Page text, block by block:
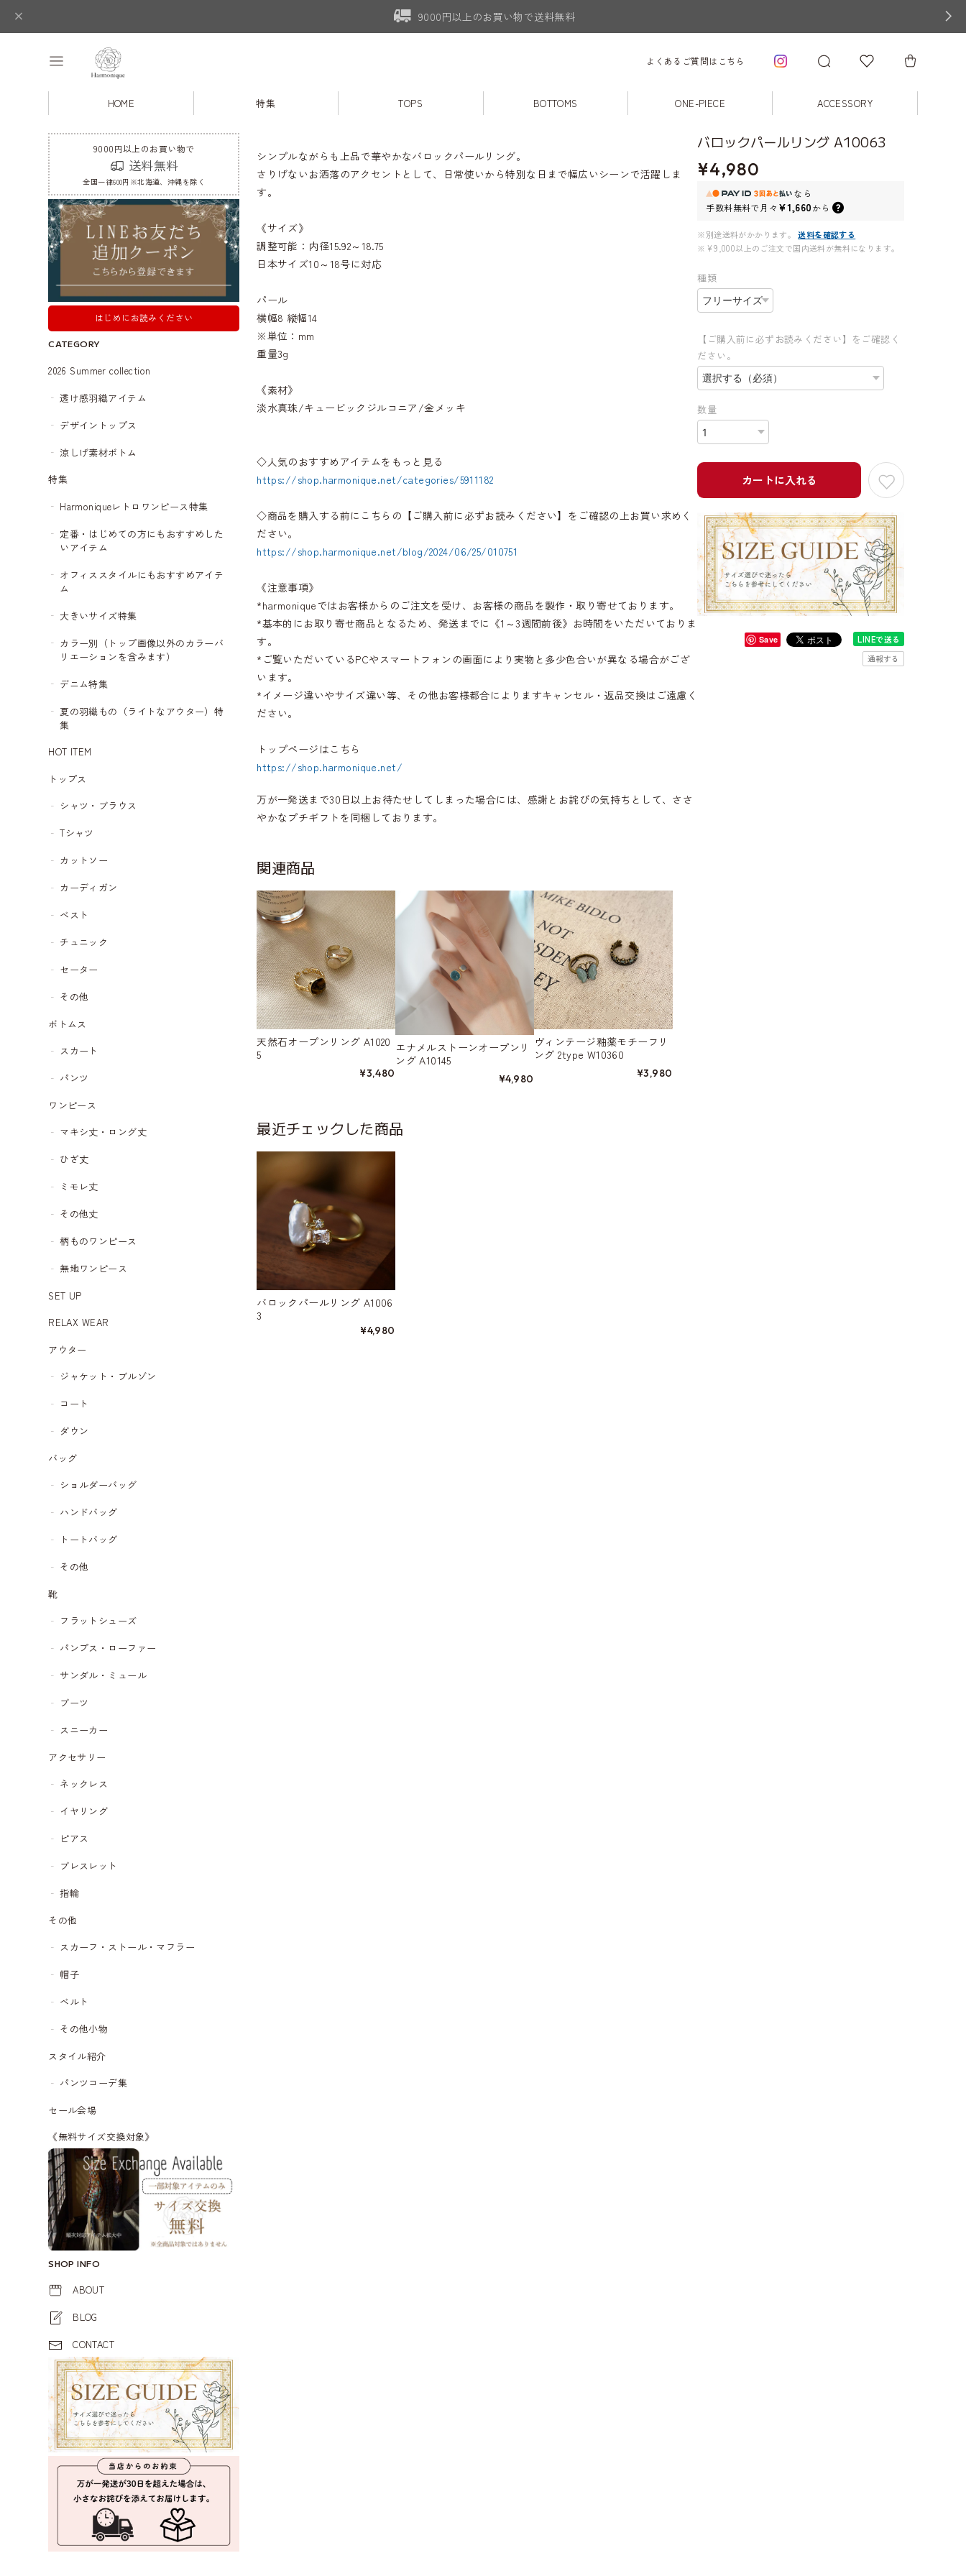
9000円以上のお買い物で送料無料
よくあるご質問はこちら
HOME 特集 TOPS BOTTOMS ONE-PIECE ACCESSORY
9000円以上のお買い物で
送料無料
全国一律600円※北海道、沖縄を除く
はじめにお読みください
CATEGORY
2026 Summer collection
透け感羽織アイテム
デザイントップス
涼しげ素材ボトム
特集
Harmoniqueレトロワンピース特集
定番・はじめての方にもおすすめした
いアイテム
オフィススタイルにもおすすめアイテ
ム
大きいサイズ特集
カラー別（トップ画像以外のカラーバ
リエーションを含みます）
デニム特集
夏の羽織もの（ライトなアウター）特
集
HOT ITEM
トップス
シャツ・ブラウス
Tシャツ
カットソー
カーディガン
ベスト
チュニック
セーター
その他
ボトムス
スカート
パンツ
ワンピース
マキシ丈・ロング丈
ひざ丈
ミモレ丈
その他丈
柄ものワンピース
無地ワンピース
SET UP
RELAX WEAR
アウター
ジャケット・ブルゾン
コート
ダウン
バッグ
ショルダーバッグ
ハンドバッグ
トートバッグ
その他
靴
フラットシューズ
パンプス・ローファー
サンダル・ミュール
ブーツ
スニーカー
アクセサリー
ネックレス
イヤリング
ピアス
ブレスレット
指輪
その他
スカーフ・ストール・マフラー
帽子
ベルト
その他小物
スタイル紹介
パンツコーデ集
セール会場
《無料サイズ交換対象》
SHOP INFO
ABOUT
BLOG
CONTACT
シンプルながらも上品で華やかなバロックパールリング。
さりげないお洒落のアクセントとして、日常使いから特別な日まで幅広いシーンで活躍しま
す。
《サイズ》
調整可能：内径15.92～18.75
日本サイズ10～18号に対応
パール
横幅8 縦幅14
※単位：mm
重量3g
《素材》
淡水真珠/キュービックジルコニア/金メッキ
◇人気のおすすめアイテムをもっと見る
https://shop.harmonique.net/categories/5911182
◇商品を購入する前にこちらの【ご購入前に必ずお読みください】をご確認の上お買い求めく
ださい。
https://shop.harmonique.net/blog/2024/06/25/010751
《注意事項》
*harmoniqueではお客様からのご注文を受け、お客様の商品を製作・取り寄せております。
*基本的にお取り寄せ商品となるため、発送までに《1～3週間前後》お時間をいただいておりま
す。
*ご覧いただいているPCやスマートフォンの画面により実物と多少色合いが異なる場合がござ
います。
*イメージ違いやサイズ違い等、その他お客様都合によりますキャンセル・返品交換はご遠慮く
ださい。
トップページはこちら
https://shop.harmonique.net/
バロックパールリング A10063
¥4,980
なら
手数料無料で月々 ¥1,660から
※別途送料がかかります。
送料を確認する
※¥9,000以上のご注文で国内送料が無料になります。
種類
【ご購入前に必ずお読みください】をご確認く
ださい。
数量
カートに入れる
Save
LINEで送る
通報する
万が一発送まで30日以上お待たせしてしまった場合には、感謝とお詫びの気持ちとして、ささ
やかなプチギフトを同梱しております。
関連商品
天然石オープンリング A1020
5
¥3,480
エナメルストーンオープンリ
ング A10145
¥4,980
ヴィンテージ釉薬モチーフリ
ング 2type W10360
¥3,980
最近チェックした商品
バロックパールリング A1006
3
¥4,980